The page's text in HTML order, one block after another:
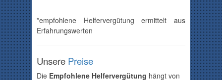
*empfohlene Helfervergütung ermittelt aus
Erfahrungswerten
Unsere Preise
Die Empfohlene Helfervergütung hängt von